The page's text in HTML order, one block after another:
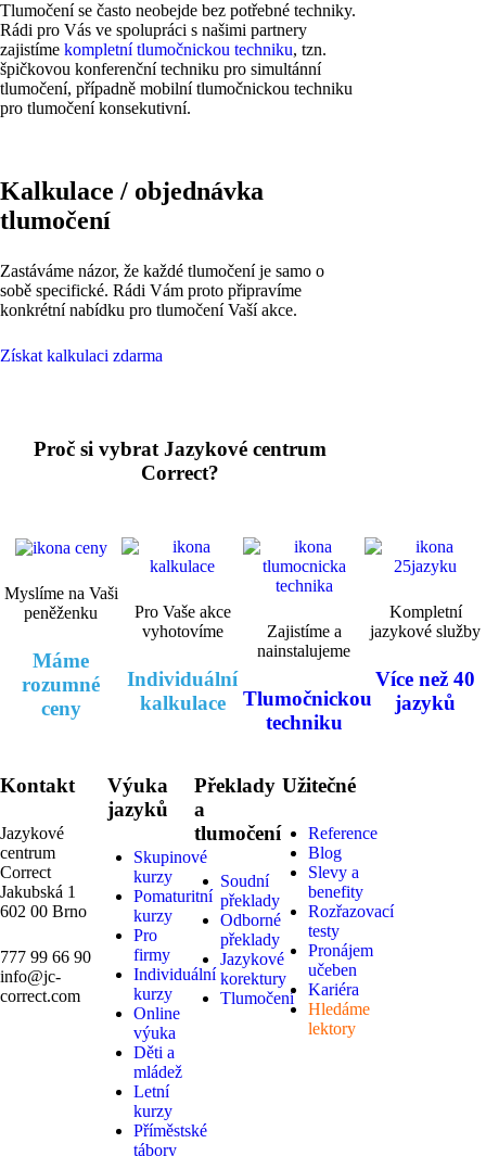
Tlumočení se často neobejde bez potřebné techniky.
Rádi pro Vás ve spolupráci s našimi partnery
zajistíme kompletní tlumočnickou techniku, tzn.
špičkovou konferenční techniku pro simultánní
tlumočení, případně mobilní tlumočnickou techniku
pro tlumočení konsekutivní.
Kalkulace / objednávka
tlumočení
Zastáváme názor, že každé tlumočení je samo o
sobě specifické. Rádi Vám proto připravíme
konkrétní nabídku pro tlumočení Vaší akce.
Získat kalkulaci zdarma
Proč si vybrat Jazykové centrum
Correct?
Myslíme na Vaši
peněženku
Máme
rozumné
ceny
Pro Vaše akce
vyhotovíme
Individuální
kalkulace
Zajistíme a
nainstalujeme
Tlumočnickou
techniku
Kompletní
jazykové služby
Více než 40
jazyků
Kontakt
Jazykové
centrum
Correct
Jakubská 1
602 00 Brno
777 99 66 90
info@jc-
correct.com
Výuka
jazyků
Skupinové
kurzy
Pomaturitní
kurzy
Pro
firmy
Individuální
kurzy
Online
výuka
Děti a
mládež
Letní
kurzy
Příměstské
tábory
Překlady
a
tlumočení
Soudní
překlady
Odborné
překlady
Jazykové
korektury
Tlumočení
Užitečné
Reference
Blog
Slevy a
benefity
Rozřazovací
testy
Pronájem
učeben
Kariéra
Hledáme
lektory